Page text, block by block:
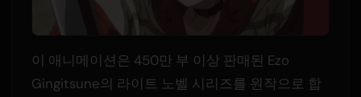
이 애니메이션은 450만 부 이상 판매된 Ezo
Gingitsune의 라이트 노벨 시리즈를 원작으로 합